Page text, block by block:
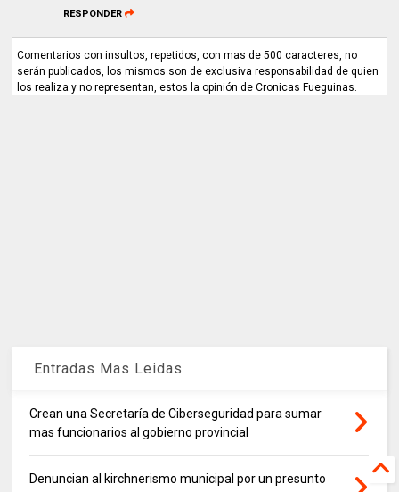
RESPONDER
Comentarios con insultos, repetidos, con mas de 500 caracteres, no
serán publicados, los mismos son de exclusiva responsabilidad de quien
los realiza y no representan, estos la opinión de Cronicas Fueguinas.
Entradas Mas Leidas
Crean una Secretaría de Ciberseguridad para sumar
mas funcionarios al gobierno provincial
Denuncian al kirchnerismo municipal por un presunto